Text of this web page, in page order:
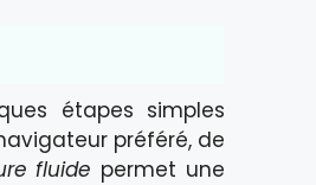
étapes simples
préféré, de
fluide permet une